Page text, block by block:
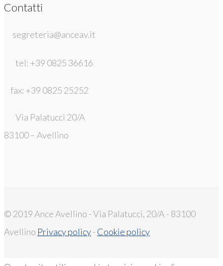
Contatti
segreteria@anceav.it
tel: +39 0825 36616
fax: +39 0825 25252
Via Palatucci 20/A
83100 – Avellino
© 2019 Ance Avellino - Via Palatucci, 20/A - 83100
Avellino Privacy policy- Cookie policy